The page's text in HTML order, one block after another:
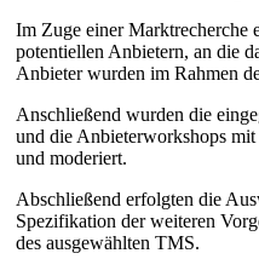
Im Zuge einer Marktrecherche
potentiellen Anbietern, an die
Anbieter wurden im Rahmen
Anschließend wurden die
und die Anbieterworkshops
und moderiert.
Abschließend erfolgten die
Spezifikation der weiteren
des ausgewählten TMS.